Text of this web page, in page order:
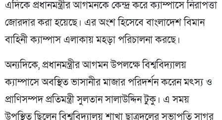
এদিকে প্রধানমন্ত্রীর আগমনকে কেন্দ্র করে ক্যাম্পাসে নিরাপত্তা
জোরদার করা হয়েছে। এর অংশ হিসেবে বাংলাদেশ বিমান
বাহিনী ক্যাম্পাস এলাকায় মহড়া পরিচালনা করছে।
অন্যদিকে, প্রধানমন্ত্রীর আগমন উপলক্ষে বিশ্ববিদ্যালয়
ক্যাম্পাসে অবস্থিত ভাসানীর মাজার পরিদর্শন করেন মৎস্য ও
প্রাণিসম্পদ প্রতিমন্ত্রী সুলতান সালাউদ্দিন টুকু। এ সময়
উপস্থিত ছিলেন বিশ্ববিদ্যালয় শাখা ছাত্রদলের সভাপতি সাগর